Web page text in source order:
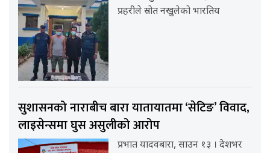
प्रहरीले स्रोत नखुलेको भारतिय
सुशासनको नाराबीच बारा यातायातमा ‘सेटिङ’ विवाद,
लाइसेन्समा घुस असुलीको आरोप
प्रभात यादवबारा, साउन १३ । देशभर